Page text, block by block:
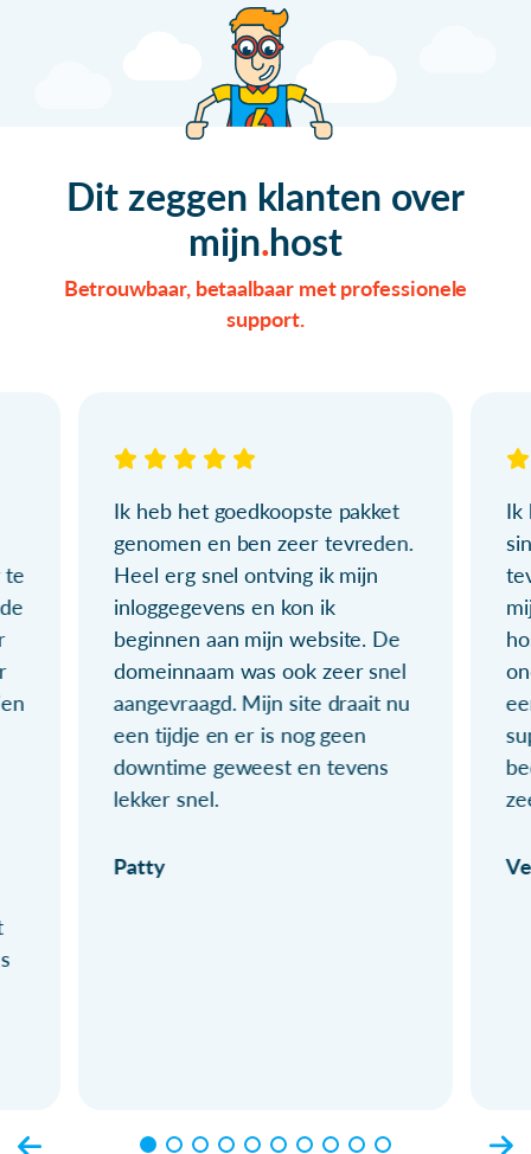
Dit zeggen klanten over
mijn host
Betrouwbaar, betaalbaar met professionele
support.
te
Ik heb het goedkoopste pakket
genomen en ben zeer tevreden.
Heel erg snel ontving ik mijn
inloggegevens en kon ik
beginnen aan mijn website. De
domeinnaam was ook zeer snel
aangevraagd. Mijn site draait nu
een tijdje en er is nog geen
downtime geweest en tevens
lekker snel.
Patty
Ik